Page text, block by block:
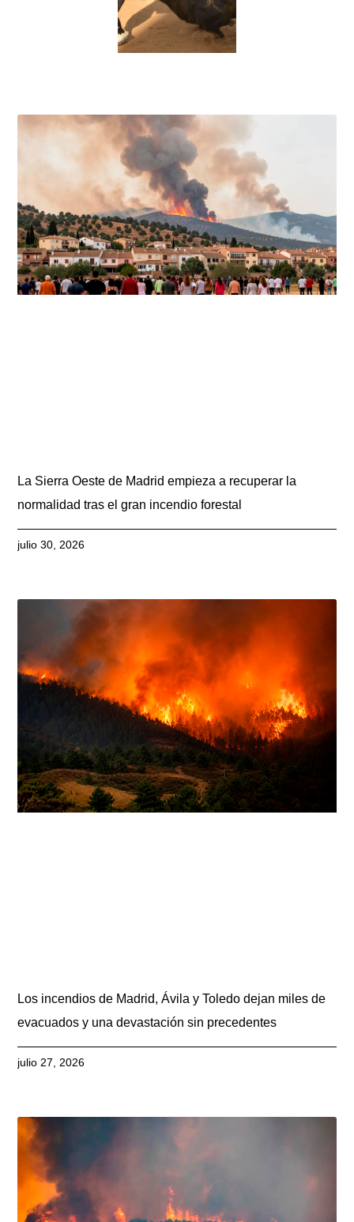
La Sierra Oeste de Madrid empieza a recuperar la
normalidad tras el gran incendio forestal
julio 30, 2026
Los incendios de Madrid, Ávila y Toledo dejan miles de
evacuados y una devastación sin precedentes
julio 27, 2026